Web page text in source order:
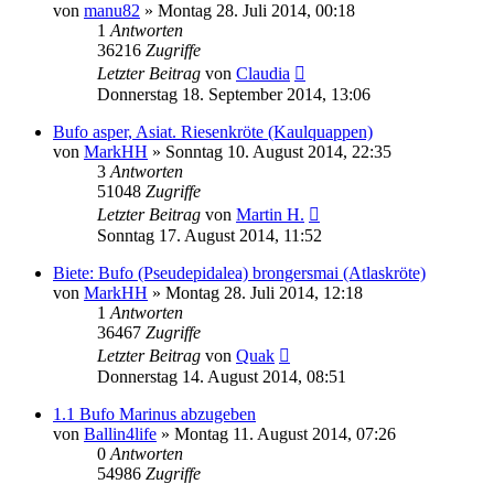
von manu82 » Montag 28. Juli 2014, 00:18
1 Antworten
36216 Zugriffe
Letzter Beitrag von Claudia
Donnerstag 18. September 2014, 13:06
Bufo asper, Asiat. Riesenkröte (Kaulquappen)
von MarkHH » Sonntag 10. August 2014, 22:35
3 Antworten
51048 Zugriffe
Letzter Beitrag von Martin H.
Sonntag 17. August 2014, 11:52
Biete: Bufo (Pseudepidalea) brongersmai (Atlaskröte)
von MarkHH » Montag 28. Juli 2014, 12:18
1 Antworten
36467 Zugriffe
Letzter Beitrag von Quak
Donnerstag 14. August 2014, 08:51
1.1 Bufo Marinus abzugeben
von Ballin4life » Montag 11. August 2014, 07:26
0 Antworten
54986 Zugriffe